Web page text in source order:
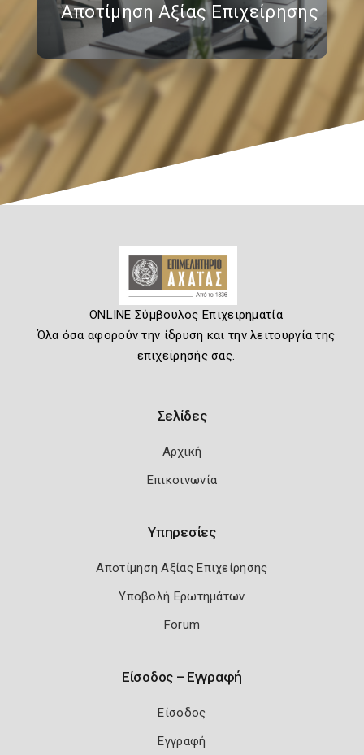
Αποτίμηση Αξίας Επιχείρησης
ONLINE Σύμβουλος Επιχειρηματία
Όλα όσα αφορούν την ίδρυση και την λειτουργία της
επιχείρησής σας.
Σελίδες
Αρχική
Επικοινωνία
Υπηρεσίες
Αποτίμηση Αξίας Επιχείρησης
Υποβολή Ερωτημάτων
Forum
Είσοδος – Εγγραφή
Είσοδος
Εγγραφή